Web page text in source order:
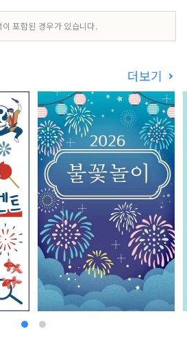
포함된 경우가 있습니다.
더보기